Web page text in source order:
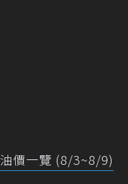
油價一覽 (8/3~8/9)